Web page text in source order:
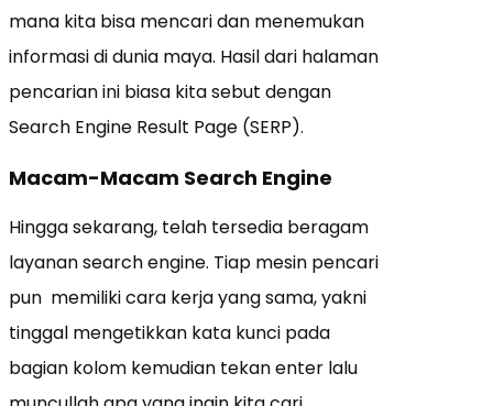
mana kita bisa mencari dan menemukan
informasi di dunia maya. Hasil dari halaman
pencarian ini biasa kita sebut dengan
Search Engine Result Page (SERP).
Macam-Macam Search Engine
Hingga sekarang, telah tersedia beragam
layanan search engine. Tiap mesin pencari
pun memiliki cara kerja yang sama, yakni
tinggal mengetikkan kata kunci pada
bagian kolom kemudian tekan enter lalu